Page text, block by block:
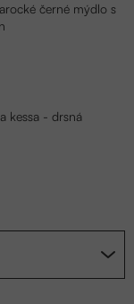
černé mýdlo s
kessa - drsná